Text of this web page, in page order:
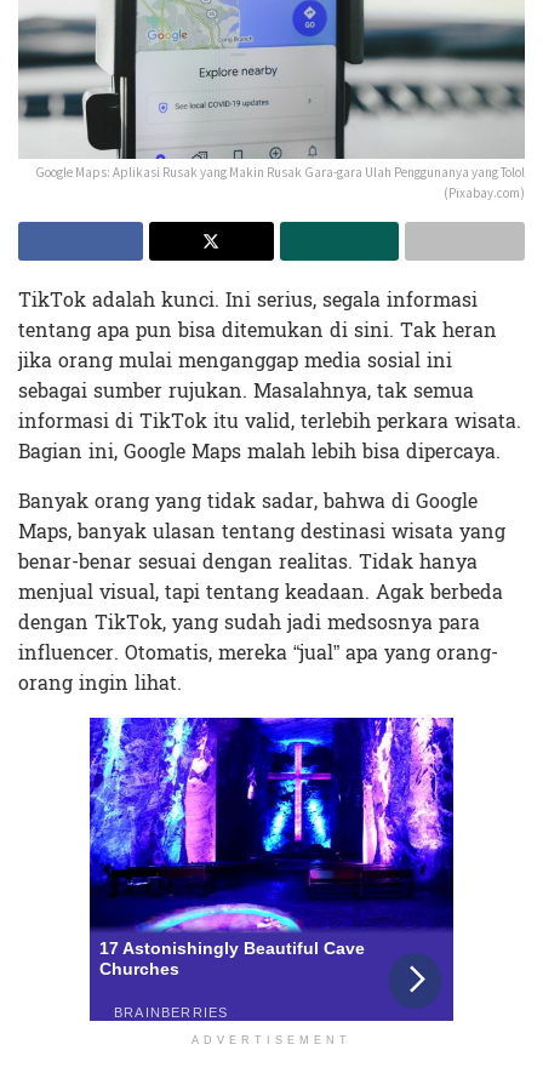
Google Maps: Aplikasi Rusak yang Makin Rusak Gara-gara Ulah Penggunanya yang Tolol
(Pixabay.com)
TikTok adalah kunci. Ini serius, segala informasi
tentang apa pun bisa ditemukan di sini. Tak heran
jika orang mulai menganggap media sosial ini
sebagai sumber rujukan. Masalahnya, tak semua
informasi di TikTok itu valid, terlebih perkara wisata.
Bagian ini, Google Maps malah lebih bisa dipercaya.
Banyak orang yang tidak sadar, bahwa di Google
Maps, banyak ulasan tentang destinasi wisata yang
benar-benar sesuai dengan realitas. Tidak hanya
menjual visual, tapi tentang keadaan. Agak berbeda
dengan TikTok, yang sudah jadi medsosnya para
influencer. Otomatis, mereka “jual” apa yang orang-
orang ingin lihat.
ADVERTISEMENT